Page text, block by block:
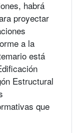
habrá
proyectar
a la
está
Estructural
que